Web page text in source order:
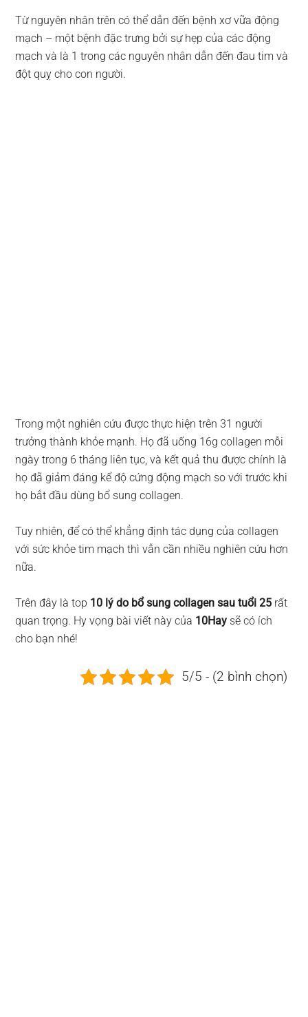
Từ nguyên nhân trên có thể dẫn đến bệnh xơ vữa động
mạch – một bệnh đặc trưng bởi sự hẹp của các động
mạch và là 1 trong các nguyên nhân dẫn đến đau tim và
đột quỵ cho con người.
Trong một nghiên cứu được thực hiện trên 31 người
trưởng thành khỏe mạnh. Họ đã uống 16g collagen mỗi
ngày trong 6 tháng liên tục, và kết quả thu được chính là
họ đã giảm đáng kể độ cứng động mạch so với trước khi
họ bắt đầu dùng bổ sung collagen.
Tuy nhiên, để có thể khẳng định tác dụng của collagen
với sức khỏe tim mạch thì vẫn cần nhiều nghiên cứu hơn
nữa.
Trên đây là top 10 lý do bổ sung collagen sau tuổi 25 rất
quan trọng. Hy vọng bài viết này của 10Hay sẽ có ích
cho bạn nhé!
5/5 - (2 bình chọn)